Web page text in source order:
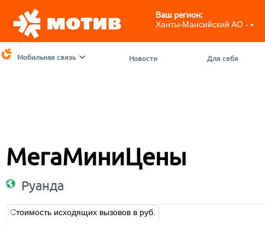
Ваш регион:
Ханты-Мансийский АО -
Мобильная связь Новости Для себя
МегаМиниЦены
Руанда
Стоимость исходящих вызовов в руб.